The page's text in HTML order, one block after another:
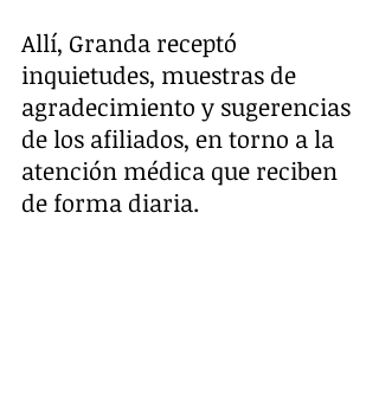
Allí, Granda receptó
inquietudes, muestras de
agradecimiento y sugerencias
de los afiliados, en torno a la
atención médica que reciben
de forma diaria.